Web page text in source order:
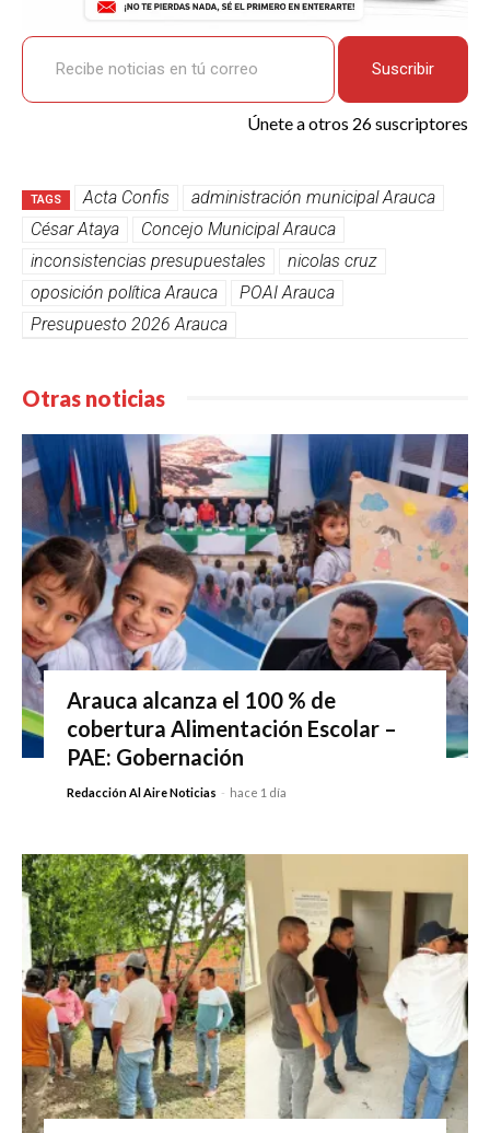
Recibe noticias en tú correo
Suscribir
Únete a otros 26 suscriptores
TAGS Acta Confis
administración municipal Arauca
César Ataya
Concejo Municipal Arauca
inconsistencias presupuestales
nicolas cruz
oposición política Arauca
POAI Arauca
Presupuesto 2026 Arauca
Otras noticias
Arauca alcanza el 100 % de
cobertura Alimentación Escolar –
PAE: Gobernación
Redacción Al Aire Noticias - hace 1 día